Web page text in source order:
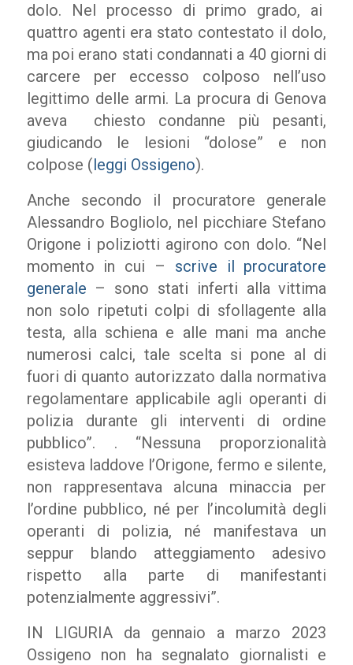
dolo. Nel processo di primo grado, ai
quattro agenti era stato contestato il dolo,
ma poi erano stati condannati a 40 giorni di
carcere per eccesso colposo nell’uso
legittimo delle armi. La procura di Genova
aveva chiesto condanne più pesanti,
giudicando le lesioni “dolose” e non
colpose (leggi Ossigeno).
Anche secondo il procuratore generale
Alessandro Bogliolo, nel picchiare Stefano
Origone i poliziotti agirono con dolo. “Nel
momento in cui – scrive il procuratore
generale – sono stati inferti alla vittima
non solo ripetuti colpi di sfollagente alla
testa, alla schiena e alle mani ma anche
numerosi calci, tale scelta si pone al di
fuori di quanto autorizzato dalla normativa
regolamentare applicabile agli operanti di
polizia durante gli interventi di ordine
pubblico”.
. “Nessuna proporzionalità
esisteva laddove l’Origone, fermo e silente,
non rappresentava alcuna minaccia per
l’ordine pubblico, né per l’incolumità degli
operanti di polizia, né manifestava un
seppur blando atteggiamento adesivo
rispetto alla parte di manifestanti
potenzialmente aggressivi”.
IN LIGURIA da gennaio a marzo 2023
Ossigeno non ha segnalato giornalisti e